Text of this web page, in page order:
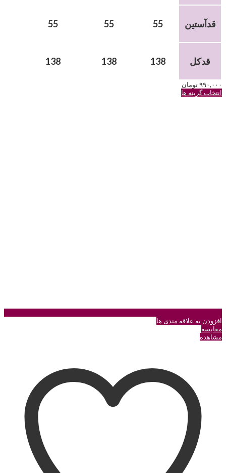
55 55 55 قدآستین
138 138 138 قدکل
۹۹۰,۰۰۰تومان
انتخاب گزینه ها
افزودن به علاقه مندی ها
مقایسه
مشاهده